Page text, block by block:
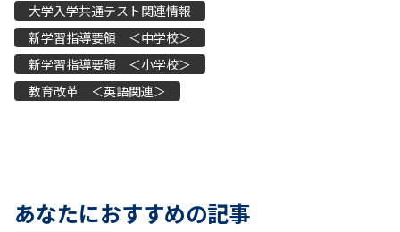
大学入学共通テスト関連情報
新学習指導要領 ＜中学校＞
新学習指導要領 ＜小学校＞
教育改革 ＜英語関連＞
あなたにおすすめの記事